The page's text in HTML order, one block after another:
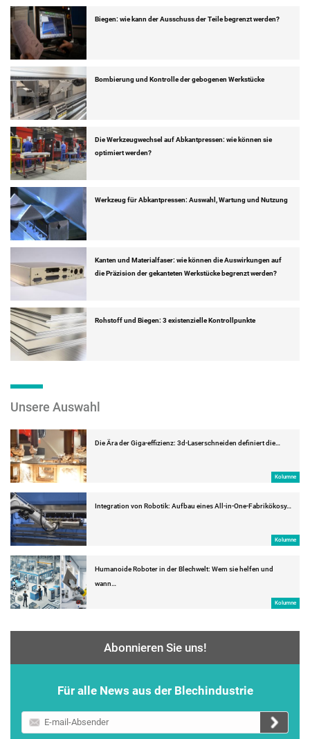
Biegen: wie kann der Ausschuss der Teile begrenzt werden?
Bombierung und Kontrolle der gebogenen Werkstücke
Die Werkzeugwechsel auf Abkantpressen: wie können sie
optimiert werden?
Werkzeug für Abkantpressen: Auswahl, Wartung und Nutzung
Kanten und Materialfaser: wie können die Auswirkungen auf
die Präzision der gekanteten Werkstücke begrenzt werden?
Rohstoff und Biegen: 3 existenzielle Kontrollpunkte
Unsere Auswahl
Die Ära der Giga-effizienz: 3d-Laserschneiden definiert die…
Kolumne
Integration von Robotik: Aufbau eines All-in-One-Fabrikökosy…
Kolumne
Humanoide Roboter in der Blechwelt: Wem sie helfen und
wann…
Kolumne
Abonnieren Sie uns!
Für alle News aus der Blechindustrie
E-
mail-